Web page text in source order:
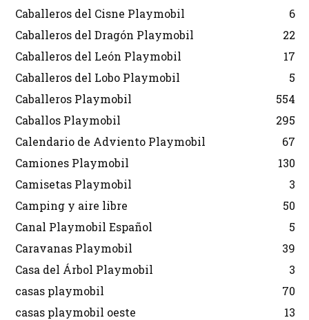
Caballeros del Cisne Playmobil
6
Caballeros del Dragón Playmobil
22
Caballeros del León Playmobil
17
Caballeros del Lobo Playmobil
5
Caballeros Playmobil
554
Caballos Playmobil
295
Calendario de Adviento Playmobil
67
Camiones Playmobil
130
Camisetas Playmobil
3
Camping y aire libre
50
Canal Playmobil Español
5
Caravanas Playmobil
39
Casa del Árbol Playmobil
3
casas playmobil
70
casas playmobil oeste
13